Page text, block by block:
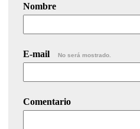
Nombre
E-mail No será mostrado.
Comentario